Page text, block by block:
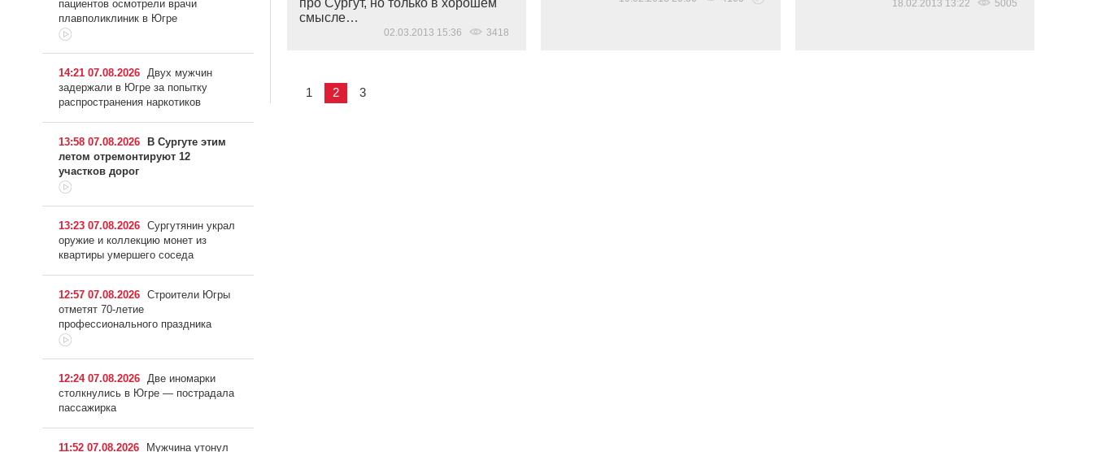
смысле…
02.03.2013 15:36 3418
18.02.2013 13:22 5005
1 2 3
пациентов осмотрели врачи
плавполиклиник в Югре
14:21 07.08.2026 Двух мужчин
задержали в Югре за попытку
распространения наркотиков
13:58 07.08.2026
В Сургуте этим
летом отремонтируют 12
участков дорог
13:23 07.08.2026 Сургутянин украл
оружие и коллекцию монет из
квартиры умершего соседа
12:57 07.08.2026 Строители Югры
отметят 70-летие
профессионального праздника
12:24 07.08.2026 Две иномарки
столкнулись в Югре — пострадала
пассажирка
11:52 07.08.2026 Мужчина утонул